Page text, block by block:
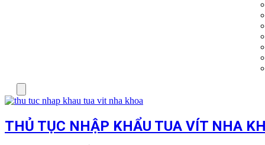
THỦ TỤC NHẬP KHẨU TUA VÍT NHA